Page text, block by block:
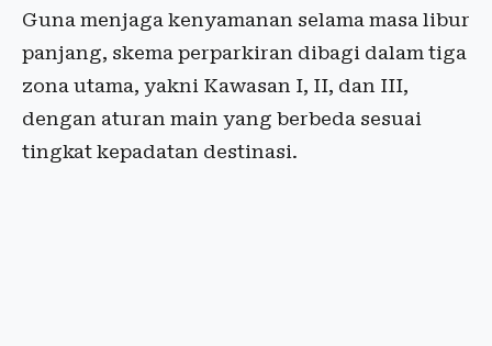
Guna menjaga kenyamanan selama masa libur
panjang, skema perparkiran dibagi dalam tiga
zona utama, yakni Kawasan I, II, dan III,
dengan aturan main yang berbeda sesuai
tingkat kepadatan destinasi.